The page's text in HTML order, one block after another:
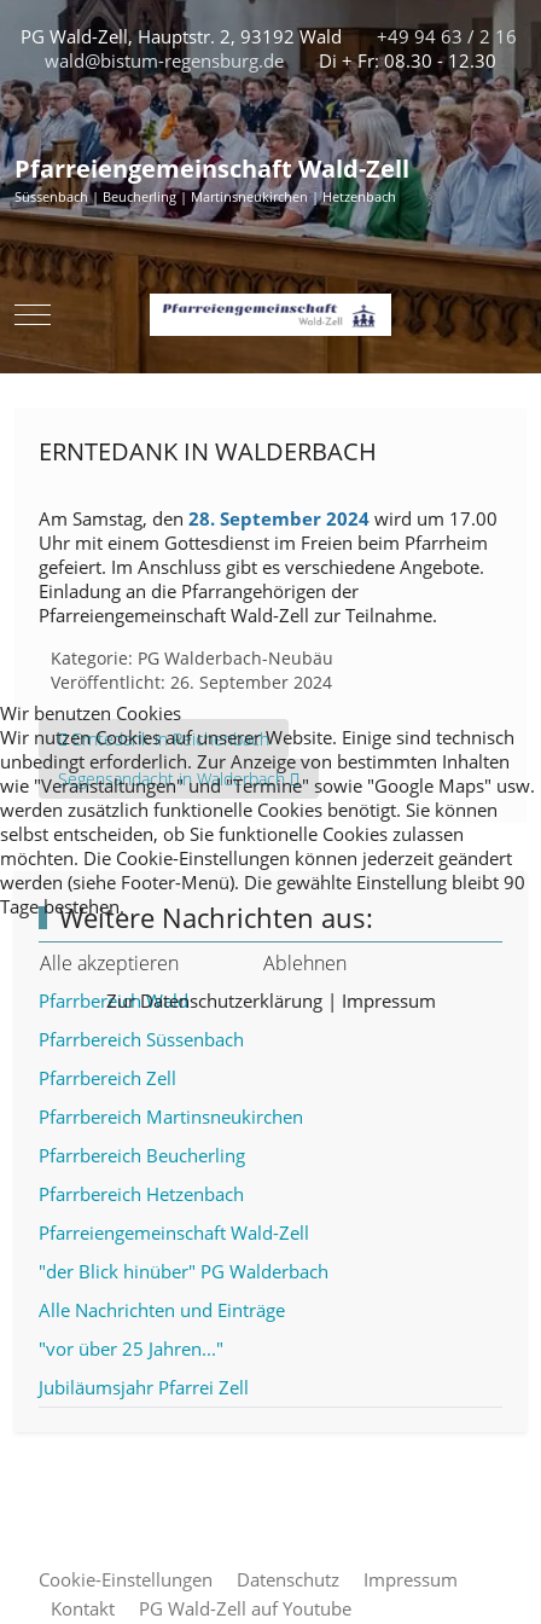
PG Wald-Zell, Hauptstr. 2, 93192 Wald
+49 94 63 / 2 16
wald@bistum-regensburg.de
Di + Fr: 08.30 - 12.30
Pfarreiengemeinschaft Wald-Zell
Süssenbach | Beucherling | Martinsneukirchen | Hetzenbach
Mobile Menu Toggle
ERNTEDANK IN WALDERBACH
Am Samstag, den 28. September 2024 wird um 17.00
Uhr mit einem Gottesdienst im Freien beim Pfarrheim
gefeiert. Im Anschluss gibt es verschiedene Angebote.
Einladung an die Pfarrangehörigen der
Pfarreiengemeinschaft Wald-Zell zur Teilnahme.
Kategorie: PG Walderbach-Neubäu
Veröffentlicht: 26. September 2024
Vorheriger Beitrag: Erntedank in Reichenbach
Erntedank in Reichenbach
Nächster Beitrag: Segensandacht in Walderbach
Segensandacht in Walderbach
Weitere Nachrichten aus:
Pfarrbereich Wald
Pfarrbereich Süssenbach
Pfarrbereich Zell
Pfarrbereich Martinsneukirchen
Pfarrbereich Beucherling
Pfarrbereich Hetzenbach
Pfarreiengemeinschaft Wald-Zell
"der Blick hinüber" PG Walderbach
Alle Nachrichten und Einträge
"vor über 25 Jahren..."
Jubiläumsjahr Pfarrei Zell
Cookie-Einstellungen Datenschutz
Impressum
Kontakt
PG Wald-Zell auf Youtube
Wir benutzen Cookies
Wir nutzen Cookies auf unserer Website. Einige sind technisch
unbedingt erforderlich. Zur Anzeige von bestimmten Inhalten
wie "Veranstaltungen" und "Termine" sowie "Google Maps" usw.
werden zusätzlich funktionelle Cookies benötigt. Sie können
selbst entscheiden, ob Sie funktionelle Cookies zulassen
möchten. Die Cookie-Einstellungen können jederzeit geändert
werden (siehe Footer-Menü). Die gewählte Einstellung bleibt 90
Tage bestehen.
Alle akzeptieren Ablehnen
Zur Datenschutzerklärung| Impressum